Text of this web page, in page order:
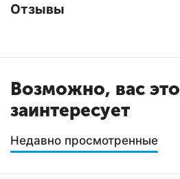
Отзывы
Возможно, вас это
заинтересует
Недавно просмотренные